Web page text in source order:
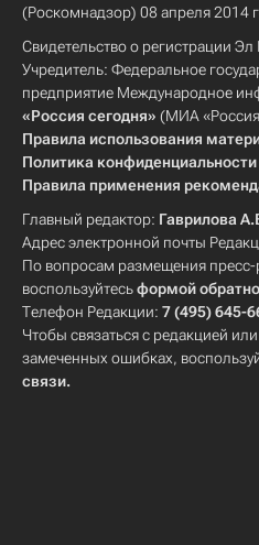
(Роскомнадзор) 08 апреля 2014
Свидетельство о регистрации
Учредитель: Федеральное
предприятие Международное
«Россия сегодня» (МИА «Россия
Правила использования
Политика конфиденциальности
Правила применения
Главный редактор: Гаврилова
Адрес электронной почты
По вопросам размещения
воспользуйтесьформой
Телефон Редакции: 7 (495) 645-
Чтобы связаться с редакцией
замеченных ошибках,
связи.